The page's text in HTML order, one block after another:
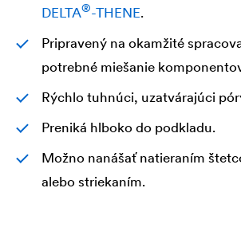
DELTA®-THENE.
Pripravený na okamžité
potrebné miešanie
Rýchlo tuhnúci, uzatvárajúci
Preniká hlboko do podkladu.
Možno nanášať natieraním
alebo striekaním.